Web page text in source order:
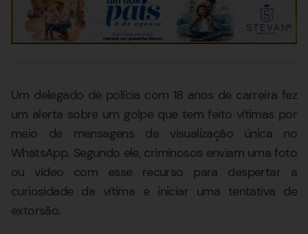
Um delegado de polícia com 18 anos de carreira fez
um alerta sobre um golpe que tem feito vítimas por
meio de mensagens de visualização única no
WhatsApp. Segundo ele, criminosos enviam uma foto
ou vídeo com esse recurso para despertar a
curiosidade da vítima e iniciar uma tentativa de
extorsão.